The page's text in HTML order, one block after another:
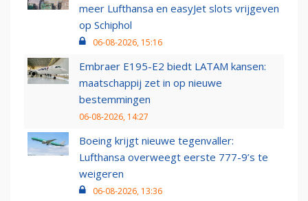
meer Lufthansa en easyJet slots vrijgeven
op Schiphol
06-08-2026, 15:16
Embraer E195-E2 biedt LATAM kansen:
maatschappij zet in op nieuwe
bestemmingen
06-08-2026, 14:27
Boeing krijgt nieuwe tegenvaller:
Lufthansa overweegt eerste 777-9’s te
weigeren
06-08-2026, 13:36